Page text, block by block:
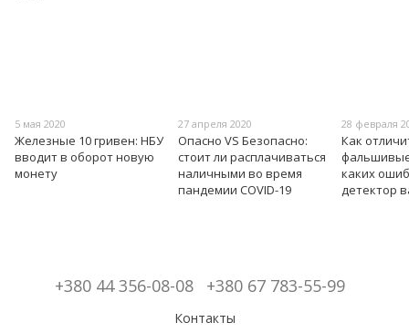
5 мая 2020
Железные 10 гривен: НБУ
вводит в оборот новую
монету
27 апреля 2020
Опасно VS Безопасно:
стоит ли расплачиваться
наличными во время
пандемии COVID-19
28 февраля
Как
каких
детектор
+380 44 356-08-08 +380 67 783-55-99
Контакты